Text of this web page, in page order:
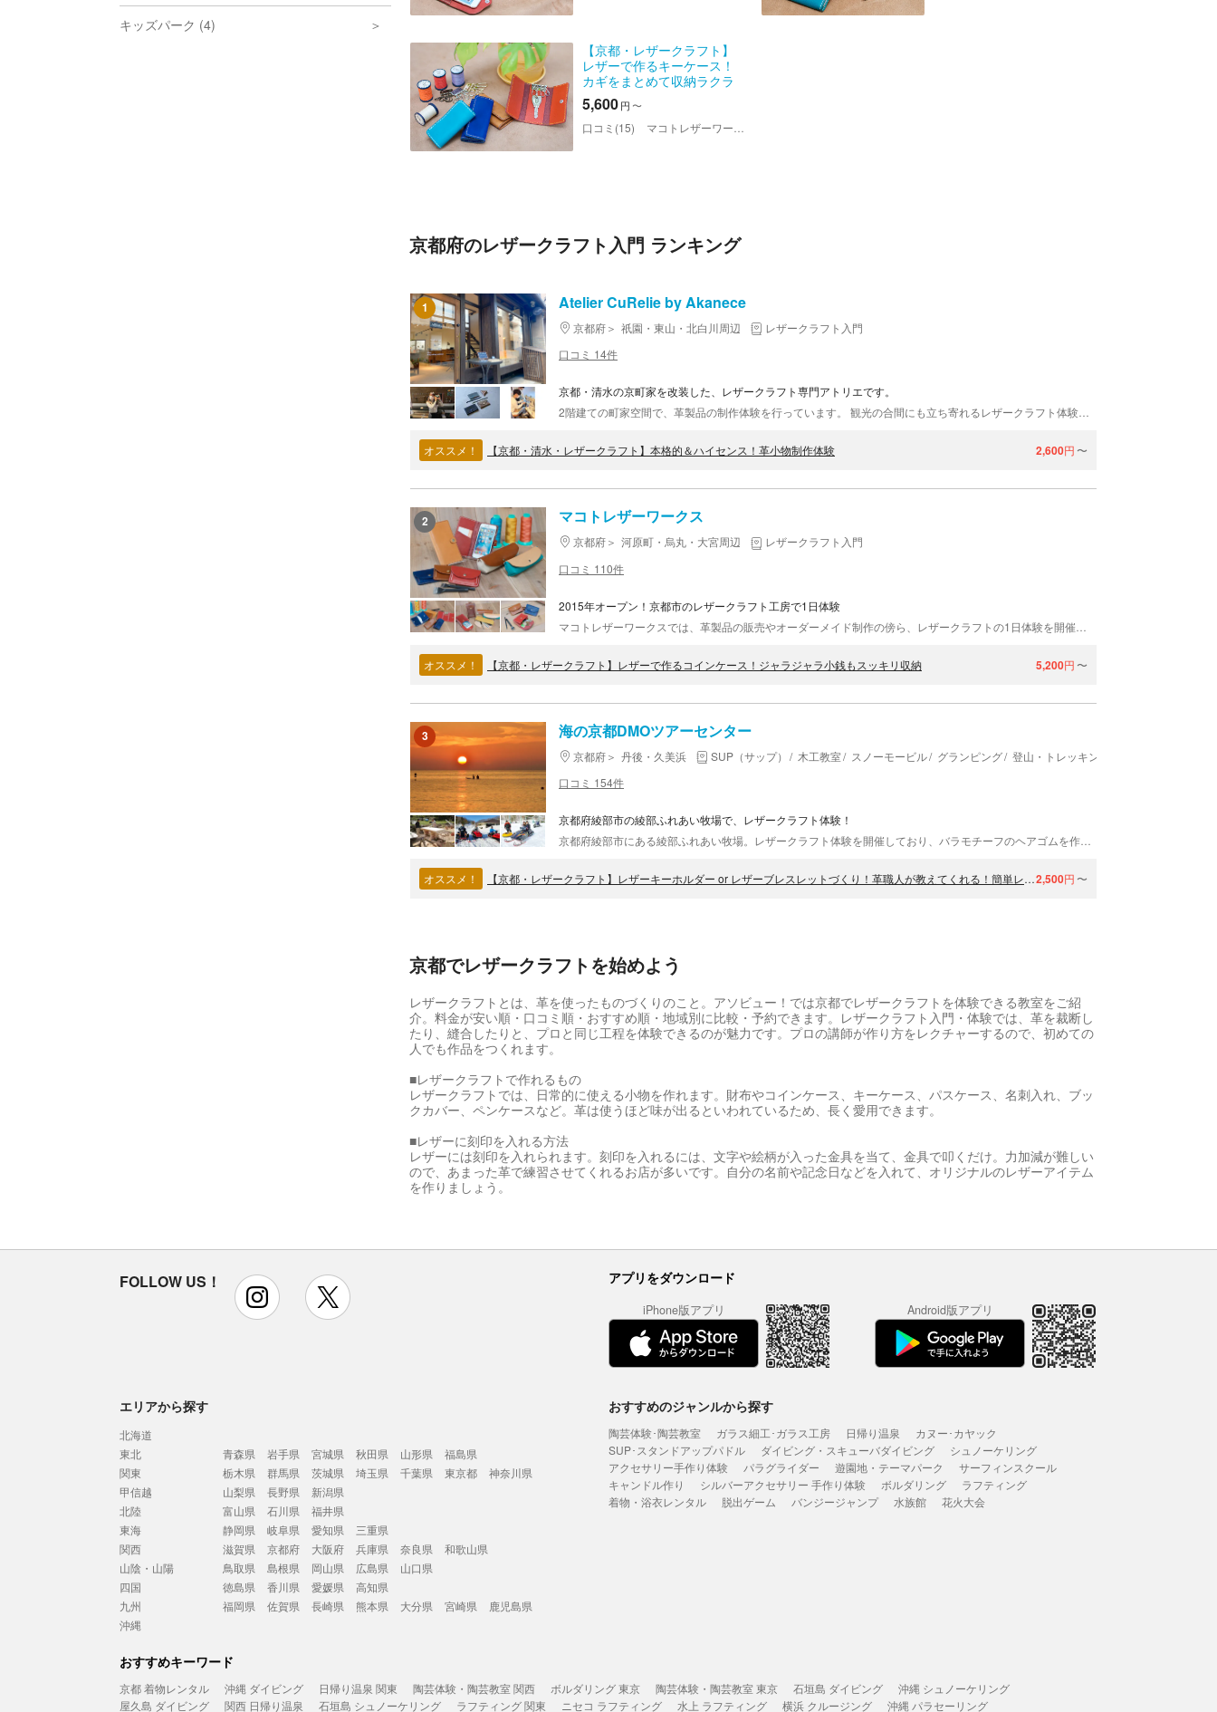
キッズパーク (4)
【京都・レザークラフト】
レザーで作るキーケース！
カギをまとめて収納ラクラ
ク
5,600円 〜
口コミ(15) マコトレザーワークス
京都府のレザークラフト入門 ランキング
1 Atelier CuRelie by Akanece
京都府 祇園・東山・北白川周辺
レザークラフト入門
口コミ 14件
京都・清水の京町家を改装した、レザークラフト専門アトリエです。
オススメ！ 【京都・清水・レザークラフト】本格的＆ハイセンス！革小物制作体験 2,600円 〜
2 マコトレザーワークス
京都府 河原町・烏丸・大宮周辺
レザークラフト入門
口コミ 110件
2015年オープン！京都市のレザークラフト工房で1日体験
オススメ！ 【京都・レザークラフト】レザーで作るコインケース！ジャラジャラ小銭もスッキリ収納 5,200円 〜
3 海の京都DMOツアーセンター
京都府 丹後・久美浜 SUP（サップ） 木工教室 スノーモービル グランピング 登山・トレッキング
口コミ 154件
京都府綾部市の綾部ふれあい牧場で、レザークラフト体験！
オススメ！ 【京都・レザークラフト】レザーキーホルダー or レザーブレスレットづくり！革職人が教えてくれる！簡単レザークラフト体験2,500円 〜
京都でレザークラフトを始めよう
レザークラフトとは、革を使ったものづくりのこと。アソビュー！では京都でレザークラフトを体験できる教室をご紹
介。料金が安い順・口コミ順・おすすめ順・地域別に比較・予約できます。レザークラフト入門・体験では、革を裁断し
たり、縫合したりと、プロと同じ工程を体験できるのが魅力です。プロの講師が作り方をレクチャーするので、初めての
人でも作品をつくれます。
■レザークラフトで作れるもの
レザークラフトでは、日常的に使える小物を作れます。財布やコインケース、キーケース、パスケース、名刺入れ、ブッ
クカバー、ペンケースなど。革は使うほど味が出るといわれているため、長く愛用できます。
■レザーに刻印を入れる方法
レザーには刻印を入れられます。刻印を入れるには、文字や絵柄が入った金具を当て、金具で叩くだけ。力加減が難しい
ので、あまった革で練習させてくれるお店が多いです。自分の名前や記念日などを入れて、オリジナルのレザーアイテム
を作りましょう。
FOLLOW US！ instagram アプリをダウンロード
iPhone版アプリ Android版アプリ
エリアから探す
北海道
東北
青森県 岩手県 宮城県 秋田県 山形県
福島県
関東
栃木県 群馬県 茨城県 埼玉県 千葉県 東京都
神奈川県
甲信越
山梨県 長野県
新潟県
北陸
富山県 石川県
福井県
東海
静岡県 岐阜県 愛知県
三重県
関西
滋賀県 京都府 大阪府 兵庫県 奈良県
和歌山県
山陰・山陽
鳥取県 島根県 岡山県 広島県
山口県
四国
徳島県 香川県 愛媛県
高知県
九州
福岡県 佐賀県 長崎県 熊本県 大分県 宮崎県
鹿児島県
沖縄
おすすめのジャンルから探す
陶芸体験･陶芸教室 ガラス細工･ガラス工房 日帰り温泉
カヌー･カヤック
SUP･スタンドアップパドル
ダイビング・スキューバダイビング
シュノーケリング
アクセサリー手作り体験
パラグライダー 遊園地・テーマパーク
サーフィンスクール
キャンドル作り
シルバーアクセサリー 手作り体験 ボルダリング
ラフティング
着物・浴衣レンタル
脱出ゲーム バンジージャンプ 水族館 花火大会
おすすめキーワード
京都 着物レンタル 沖縄 ダイビング 日帰り温泉 関東 陶芸体験・陶芸教室 関西 ボルダリング 東京 陶芸体験・陶芸教室 東京 石垣島 ダイビング
沖縄 シュノーケリング
屋久島 ダイビング
関西 日帰り温泉 石垣島 シュノーケリング ラフティング 関東 ニセコ ラフティング 水上 ラフティング 横浜 クルージング 沖縄 パラセーリング